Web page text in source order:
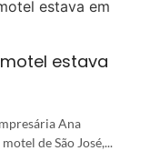
estava
Ana
de São José,...